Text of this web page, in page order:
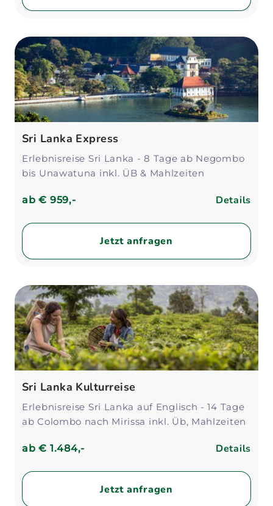
Sri Lanka Express
Erlebnisreise Sri Lanka - 8 Tage ab Negombo
bis Unawatuna inkl. ÜB & Mahlzeiten
ab€ 959,- Details
Jetzt anfragen
Sri Lanka Kulturreise
Erlebnisreise Sri Lanka auf Englisch - 14 Tage
ab Colombo nach Mirissa inkl. Üb, Mahlzeiten
ab€ 1.484,- Details
Jetzt anfragen